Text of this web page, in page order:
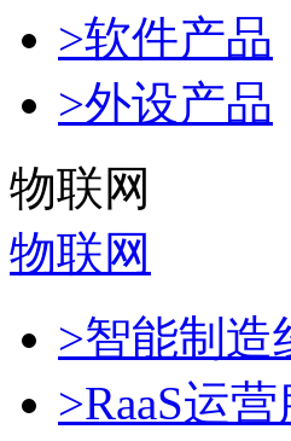
>软件产品
>外设产品
物联网
物联网
>智能制造
>RaaS运